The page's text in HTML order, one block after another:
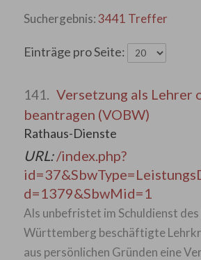
3441 Treffer
Einträge pro Seite:
141. Versetzung als Lehrer
beantragen (VOBW)
Rathaus-Dienste
URL:/index.php?
d=1379&SbwMid=1
Als unbefristet im Schuldienst des
Württemberg beschäftigte
aus persönlichen Gründen eine